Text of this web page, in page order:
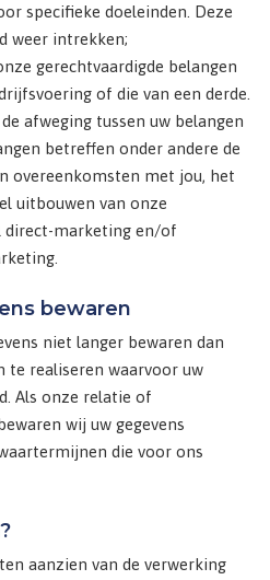
specifieke doeleinden. Deze
weer intrekken;
gerechtvaardigde belangen
of die van een derde.
afweging tussen uw belangen
betreffen onder andere de
overeenkomsten met jou, het
uitbouwen van onze
direct-marketing en/of
bewaren
niet langer bewaren dan
te realiseren waarvoor uw
Als onze relatie of
wij uw gegevens
die voor ons
aanzien van de verwerking